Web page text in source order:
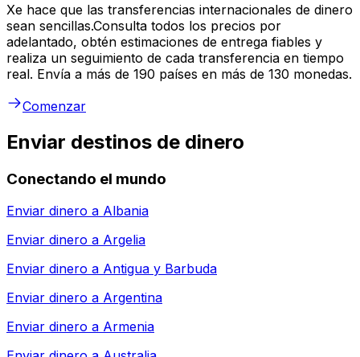
Xe hace que las transferencias internacionales de dinero
sean sencillas.Consulta todos los precios por
adelantado, obtén estimaciones de entrega fiables y
realiza un seguimiento de cada transferencia en tiempo
real. Envía a más de 190 países en más de 130 monedas.
Comenzar
Enviar destinos de dinero
Conectando el mundo
Enviar dinero a Albania
Enviar dinero a Argelia
Enviar dinero a Antigua y Barbuda
Enviar dinero a Argentina
Enviar dinero a Armenia